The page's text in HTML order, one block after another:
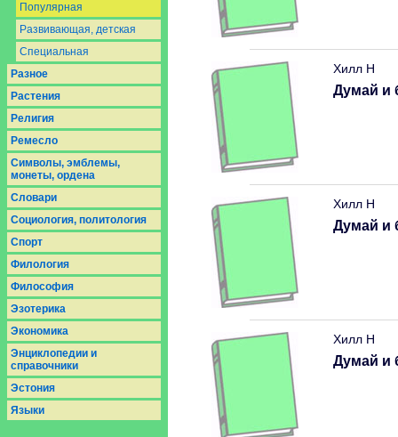
Популярная
Развивающая, детская
Специальная
Разное
Растения
Религия
Ремесло
Символы, эмблемы,
монеты, ордена
Словари
Социология, политология
Спорт
Филология
Философия
Эзотерика
Экономика
Энциклопедии и
справочники
Эстония
Языки
Хилл Н
Думай и
Хилл Н
Думай и
Хилл Н
Думай и